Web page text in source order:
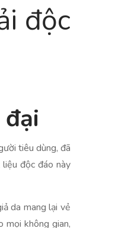
độc
tiêu dùng, đã
độc đáo này
da mang lại vẻ
mọi không gian,